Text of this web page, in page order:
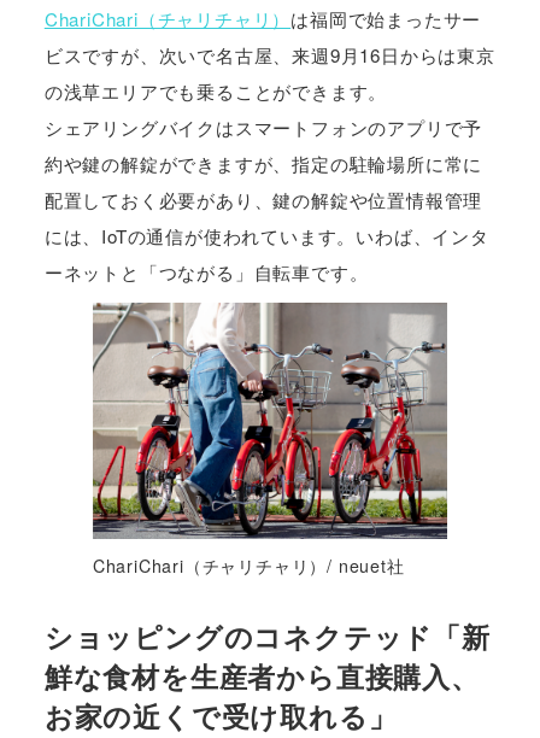
ChariChari（チャリチャリ） は福岡で始まったサー
ビスですが、次いで名古屋、来週9月16日からは東京
の浅草エリアでも乗ることができます。
シェアリングバイクはスマートフォンのアプリで予
約や鍵の解錠ができますが、指定の駐輪場所に常に
配置しておく必要があり、鍵の解錠や位置情報管理
には、IoTの通信が使われています。いわば、インタ
ーネットと「つながる」自転車です。
ChariChari（チャリチャリ）/ neuet社
ショッピングのコネクテッド「新
鮮な食材を生産者から直接購入、
お家の近くで受け取れる」